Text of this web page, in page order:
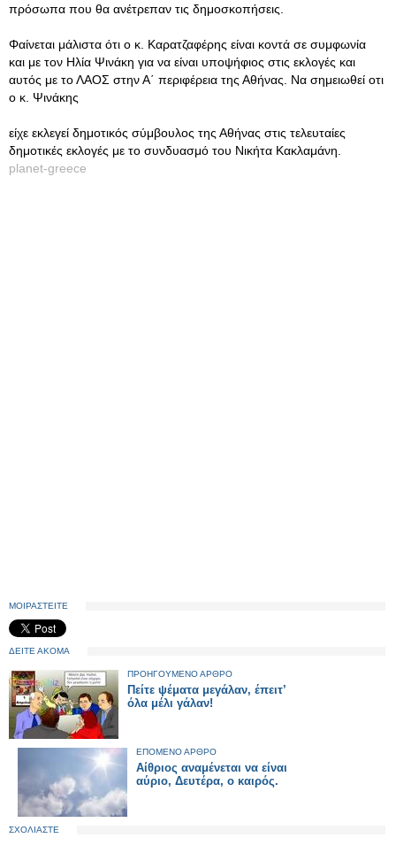
πρόσωπα που θα ανέτρεπαν τις δημοσκοπήσεις.
Φαίνεται μάλιστα ότι ο κ. Καρατζαφέρης είναι κοντά σε συμφωνία
και με τον Ηλία Ψινάκη για να είναι υποψήφιος στις εκλογές και
αυτός με το ΛΑΟΣ στην Α΄ περιφέρεια της Αθήνας. Να σημειωθεί οτι
ο κ. Ψινάκης
είχε εκλεγεί δημοτικός σύμβουλος της Αθήνας στις τελευταίες
δημοτικές εκλογές με το συνδυασμό του Νικήτα Κακλαμάνη.
planet-greece
ΜΟΙΡΑΣΤΕΙΤΕ
ΔΕΙΤΕ ΑΚΟΜΑ
ΠΡΟΗΓΟΥΜΕΝΟ ΑΡΘΡΟ
Πείτε ψέματα μεγάλαν, έπειτ’
όλα μέλι γάλαν!
ΕΠΟΜΕΝΟ ΑΡΘΡΟ
Αίθριος αναμένεται να είναι
αύριο, Δευτέρα, ο καιρός.
ΣΧΟΛΙΑΣΤΕ